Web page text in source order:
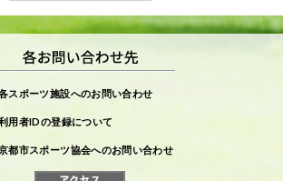
スポーツ施設へのお問い合わせ
用者IDの登録について
都市スポーツ協会へのお問い合わせ